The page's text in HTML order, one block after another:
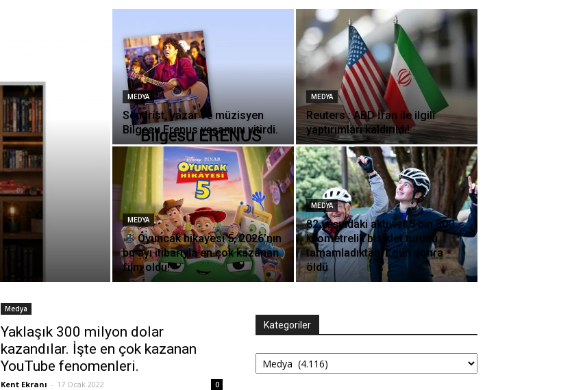
MEDYA
Senarist, yazar ve müzisyen
Bilgesu Erenus yaşamını yitirdi.
MEDYA
Reuters : ABD İran ile ilgili
yaptırımları kaldırıldı!
MEDYA
Oyuncak hikayesi 5, 2026’nın
bu ayı itibarıyla en çok kazanan
film oldu!
MEDYA
82 yaşındaki aktivist 5 bin 300
kilometrelik bisiklet turunu
tamamladıktan 1 gün sonra
öldü
Medya
Yaklaşık 300 milyon dolar
kazandılar. İşte en çok kazanan
YouTube fenomenleri.
Kent Ekranı - 17 Ocak 2022 0
Kategoriler
Kategoriler